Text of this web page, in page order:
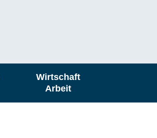
Wirtschaft
Arbeit